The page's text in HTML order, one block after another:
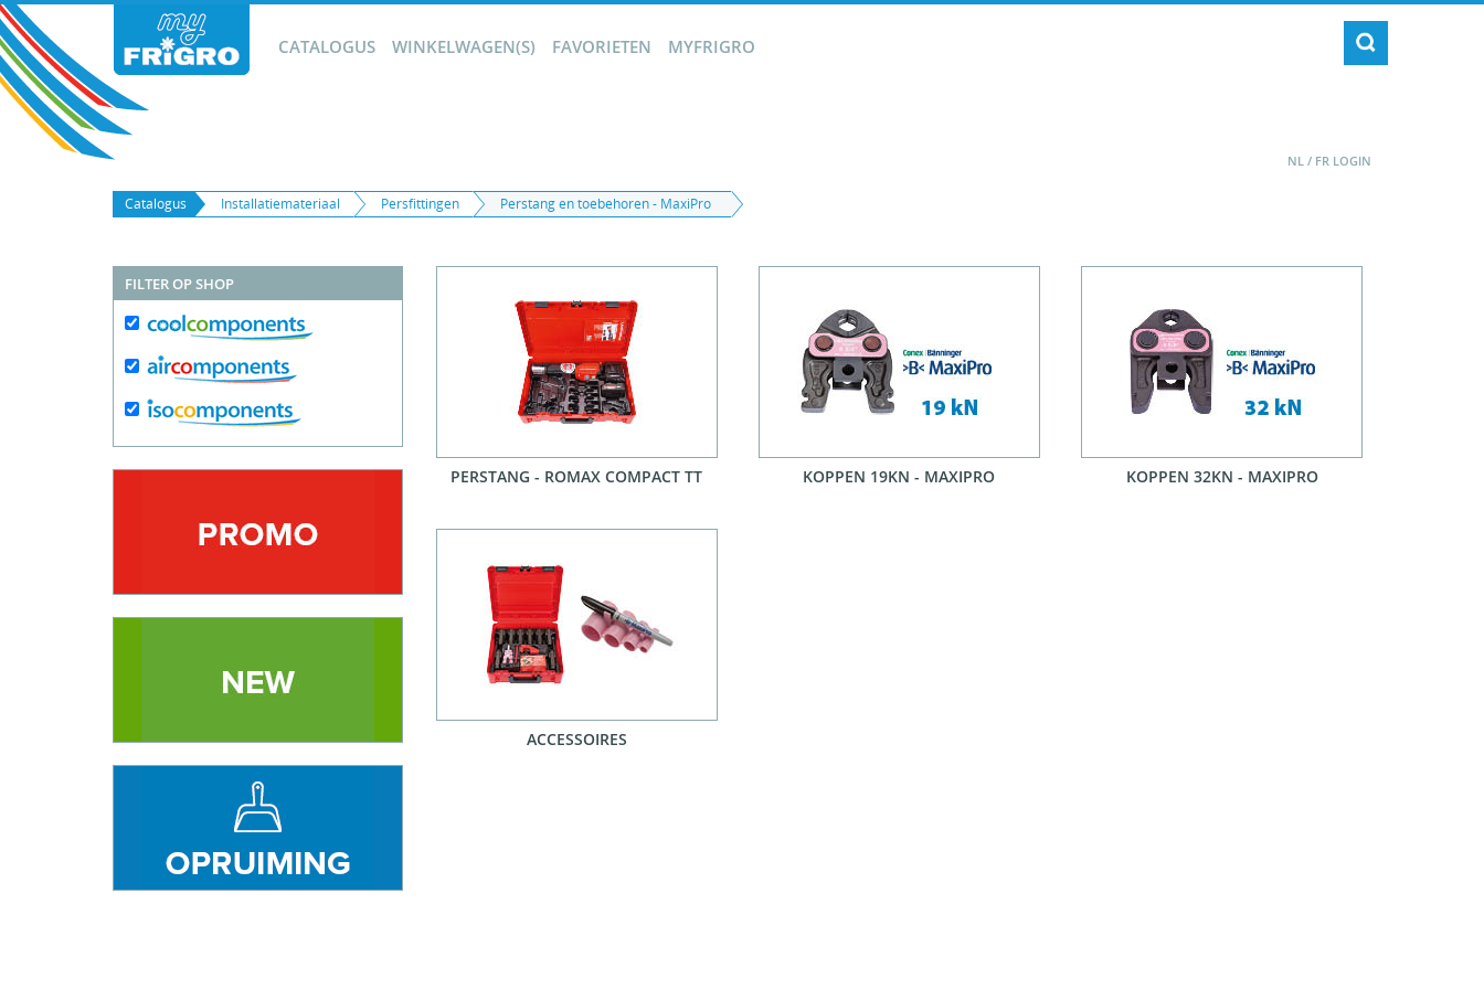
CATALOGUS WINKELWAGEN(S) FAVORIETEN MYFRIGRO
NL / FR LOGIN
Catalogus Installatiemateriaal Persfittingen Perstang en toebehoren - MaxiPro
FILTER OP SHOP
PERSTANG - ROMAX COMPACT TT KOPPEN 19KN - MAXIPRO KOPPEN 32KN - MAXIPRO
ACCESSOIRES